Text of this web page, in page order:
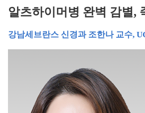
알츠하이머병 완벽 감별,
강남세브란스 신경과 조한나 교수,